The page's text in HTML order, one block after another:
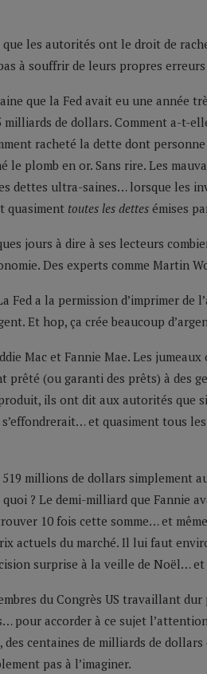
que les autorités ont le droit de
à souffrir de leurs propres
que la Fed avait eu une année
milliards de dollars. Comment a-t-
racheté la dette dont
le plomb en or. Sans rire. Les
dettes ultra-saines… lorsque les
quasiment toutes les dettes émises
jours à dire à ses lecteurs
Des experts comme Martin
Fed a la permission d’imprimer de
Et hop, ça crée beaucoup
Mac et Fannie Mae. Les
prêté (ou garanti des prêts) à des
ils ont dit aux autorités que
et quasiment tous
519 millions de dollars simplement
? Le demi-milliard que Fannie
10 fois cette somme… et
actuels du marché. Il lui faut
surprise à la veille de Noël…
du Congrès US travaillant
pour accorder à ce sujet
centaines de milliards de
pas à l’imaginer.